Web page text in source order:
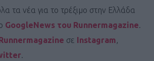
τα νέα για το τρέξιμο στην Ελλάδα
GoogleNews του Runnermagazine.
σε Instagram,
.